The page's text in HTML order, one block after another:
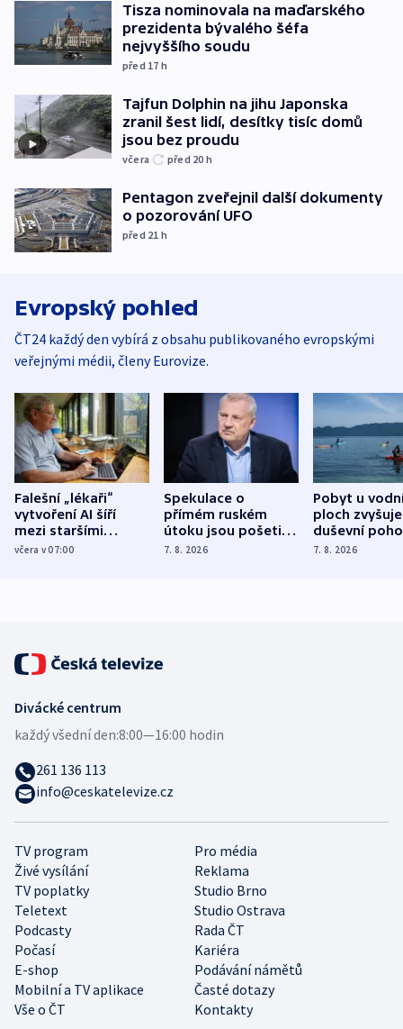
Tisza nominovala na maďarského
prezidenta bývalého šéfa
nejvyššího soudu
před 17 h
Tajfun Dolphin na jihu Japonska
zranil šest lidí, desítky tisíc domů
jsou bez proudu
včera před 20 h
Pentagon zveřejnil další dokumenty
o pozorování UFO
před 21 h
Evropský pohled
ČT24 každý den vybírá z obsahu publikovaného evropskými
veřejnými médii, členy Eurovize.
Falešní „lékaři“
vytvoření AI šíří
mezi staršími
Poláky nebezpečné
včera v 07:00
Spekulace o
přímém ruském
útoku jsou pošetilé,
míní estonský
7. 8. 2026
Pobyt u
ploch zvyšuje
duševní
ukázala
7. 8. 2026
TV program
Pro média
Živé vysílání
Reklama
TV poplatky
Studio Brno
Teletext
Studio Ostrava
Podcasty
Rada ČT
Počasí
Kariéra
E-shop
Podávání námětů
Mobilní a TV aplikace
Časté dotazy
Vše o ČT
Kontakty
Divácké centrum
každý všední den:8:00—16:00 hodin
261 136 113
info@ceskatelevize.cz